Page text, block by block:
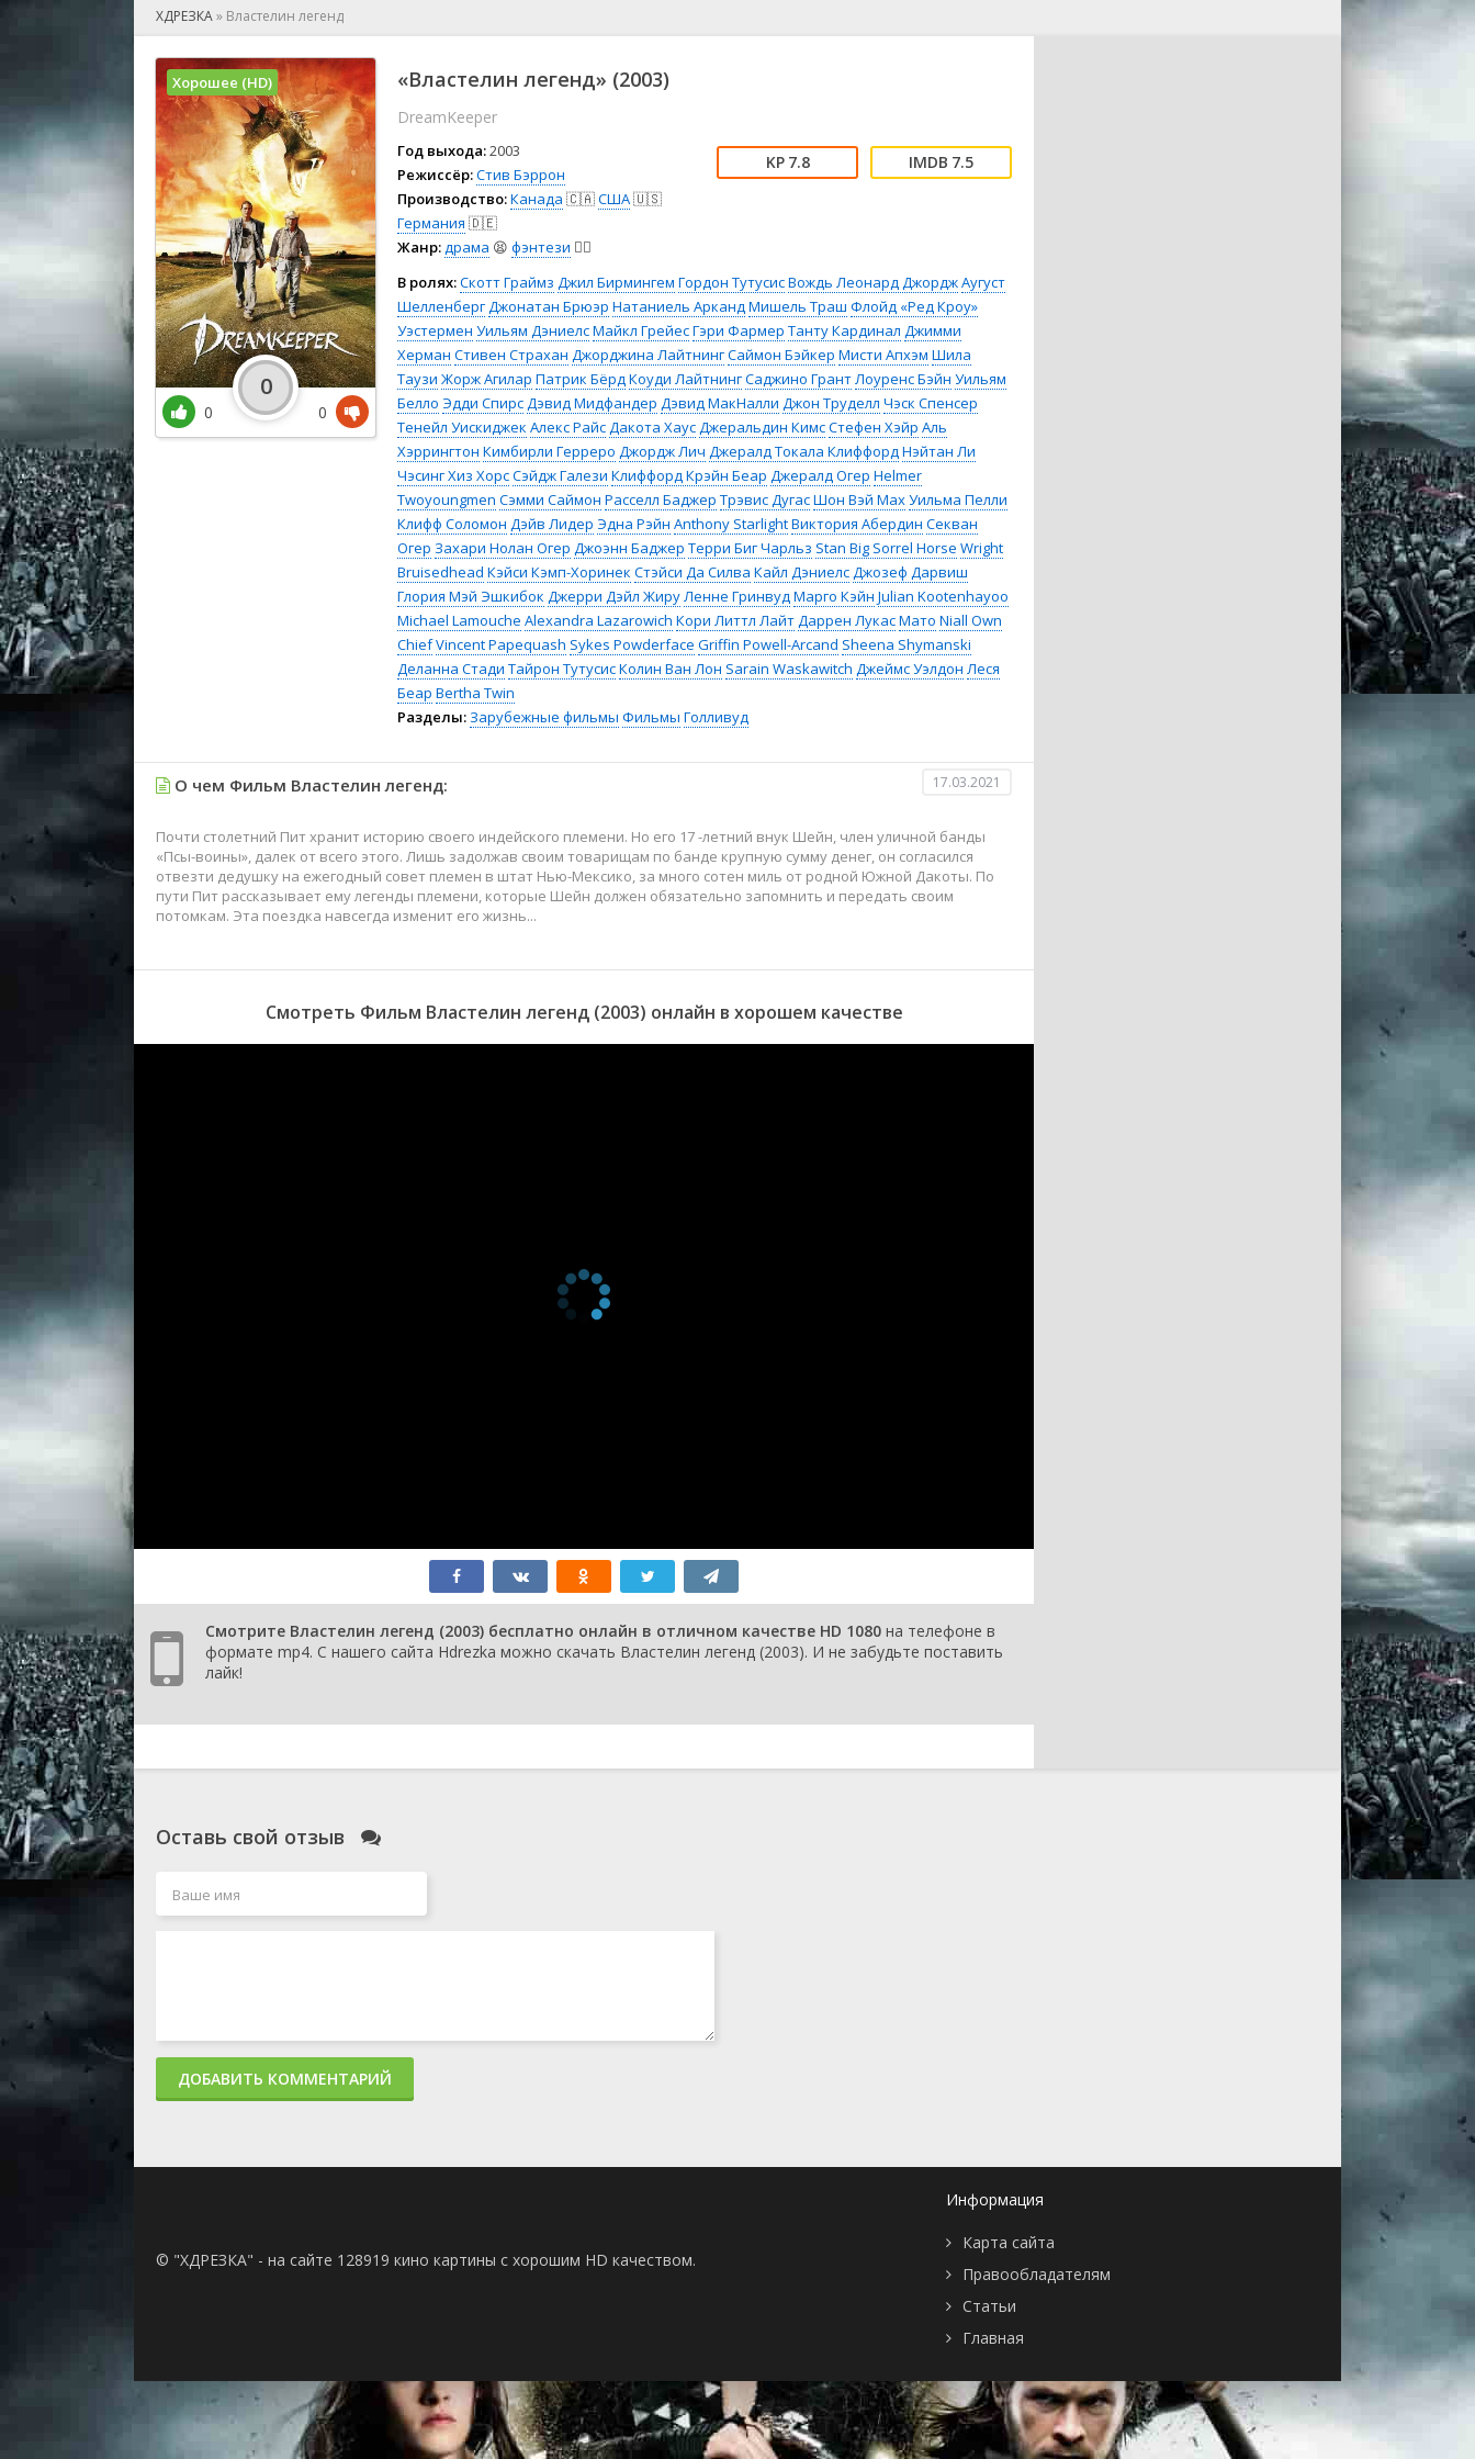
🕺 Мюзикл
👨‍💼 Новости
👨‍💻 Реальное тв
🎤 Ток-шоу
😱 Ужасы
🧙‍♀️ Фантастика
🤠 Фильм-нуар
🧝‍♂️ Фэнтези
🏅 Церемония
ХДРЕЗКА» Властелин легенд
«Властелин легенд» (2003)
DreamKeeper
Год выхода:2003
Режиссёр:Стив Бэррон
Производство:Канада 🇨🇦США🇺🇸
Германия 🇩🇪
Жанр:драма 😫 фэнтези 🧝‍♂️
7.8 7.5
В ролях:Скотт Граймз Джил Бирмингем Гордон ТутусисВождь Леонард ДжорджАугуст
ШелленбергДжонатан Брюэр Натаниель АркандМишель Траш Флойд «Ред Кроу»
Уэстермен Уильям ДэниелсМайкл ГрейесГэри Фармер Танту Кардинал Джимми
Херман Стивен Страхан Джорджина ЛайтнингСаймон Бэйкер Мисти Апхэм Шила
Таузи Жорж Агилар Патрик БёрдКоуди ЛайтнингСаджино ГрантЛоуренс Бэйн Уильям
Белло Эдди СпирсДэвид Мидфандер Дэвид МакНалли Джон Труделл Чэск Спенсер
Тенейл Уискиджек Алекс РайсДакота ХаусДжеральдин КимсСтефен Хэйр Аль
Хэррингтон Кимбирли Герреро Джордж Лич Джералд Токала КлиффордНэйтан Ли
Чэсинг Хиз ХорсСэйдж Галези Клиффорд Крэйн Беар Джералд Огер Helmer
Twoyoungmen Сэмми Саймон Расселл Баджер Трэвис ДугасШон Вэй МахУильма Пелли
Клифф Соломон Дэйв Лидер Эдна Рэйн Anthony StarlightВиктория Абердин Секван
Огер Захари Нолан Огер Джоэнн Баджер Терри Биг Чарльз Stan Big Sorrel Horse Wright
Bruisedhead Кэйси Кэмп-Хоринек Стэйси Да Силва Кайл ДэниелсДжозеф Дарвиш
Глория Мэй Эшкибок Джерри Дэйл ЖируЛенне ГринвудМарго Кэйн Julian Kootenhayoo
Michael Lamouche Alexandra Lazarowich Кори Литтл ЛайтДаррен ЛукасМато Niall Own
ChiefVincent Papequash Sykes Powderface Griffin Powell-Arcand Sheena Shymanski
Деланна Стади Тайрон ТутусисКолин Ван Лон Sarain Waskawitch Джеймс Уэлдон Леся
Беар Bertha Twin
Разделы: Зарубежные фильмы Фильмы Голливуд
Хорошее (HD)
0
0
0
О чем Фильм Властелин легенд: 17.03.2021
Почти столетний Пит хранит историю своего индейского племени. Но его 17 -летний внук Шейн, член уличной банды
«Псы-воины», далек от всего этого. Лишь задолжав своим товарищам по банде крупную сумму денег, он согласился
отвезти дедушку на ежегодный совет племен в штат Нью-Мексико, за много сотен миль от родной Южной Дакоты. По
пути Пит рассказывает ему легенды племени, которые Шейн должен обязательно запомнить и передать своим
потомкам. Эта поездка навсегда изменит его жизнь...
Смотреть Фильм Властелин легенд (2003) онлайн в хорошем качестве
Смотрите Властелин легенд (2003) бесплатно онлайн в отличном качестве HD 1080 на телефоне в
формате mp4. С нашего сайта Hdrezka можно скачать Властелин легенд (2003). И не забудьте поставить
лайк!
Оставь свой отзыв
ДОБАВИТЬ КОММЕНТАРИЙ
© "ХДРЕЗКА" - на сайте 128919 кино картины с хорошим HD качеством.
Информация
Карта сайта
Правообладателям
Статьи
Главная